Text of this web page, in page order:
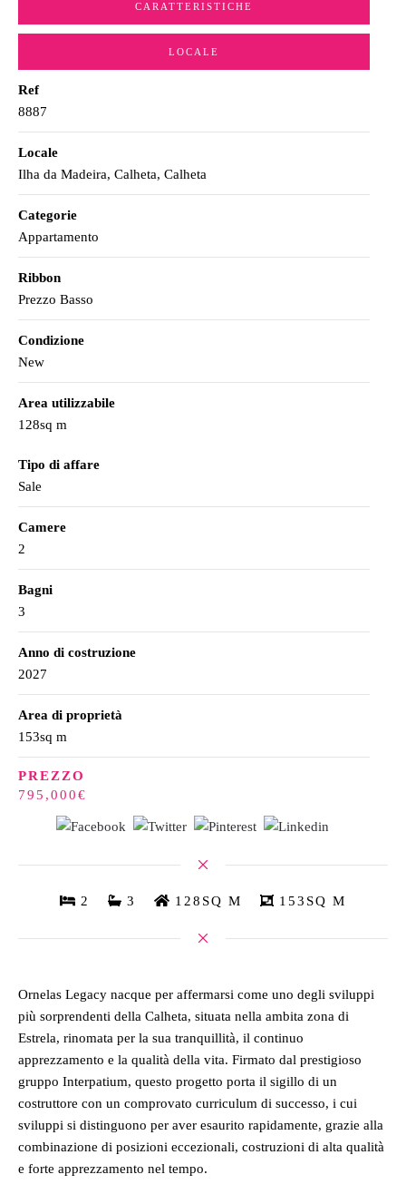
CARATTERISTICHE
LOCALE
Ref
8887
Locale
Ilha da Madeira, Calheta, Calheta
Categorie
Appartamento
Ribbon
Prezzo Basso
Condizione
New
Area utilizzabile
128sq m
Tipo di affare
Sale
Camere
2
Bagni
3
Anno di costruzione
2027
Area di proprietà
153sq m
PREZZO
795,000€
2 3 128SQ M 153SQ M
Ornelas Legacy nacque per affermarsi come uno degli sviluppi
più sorprendenti della Calheta, situata nella ambita zona di
Estrela, rinomata per la sua tranquillità, il continuo
apprezzamento e la qualità della vita. Firmato dal prestigioso
gruppo Interpatium, questo progetto porta il sigillo di un
costruttore con un comprovato curriculum di successo, i cui
sviluppi si distinguono per aver esaurito rapidamente, grazie alla
combinazione di posizioni eccezionali, costruzioni di alta qualità
e forte apprezzamento nel tempo.